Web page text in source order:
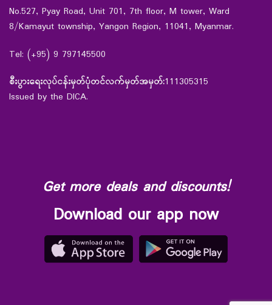
No.527, Pyay Road, Unit 701, 7th floor, M tower, Ward
8/Kamayut township, Yangon Region, 11041, Myanmar.
Tel: (+95) 9 797145500
စီးပွားရေးလုပ်ငန်းမှတ်ပုံတင်လက်မှတ်အမှတ်:111305315
Issued by the DICA.
Get more deals and discounts!
Download our app now